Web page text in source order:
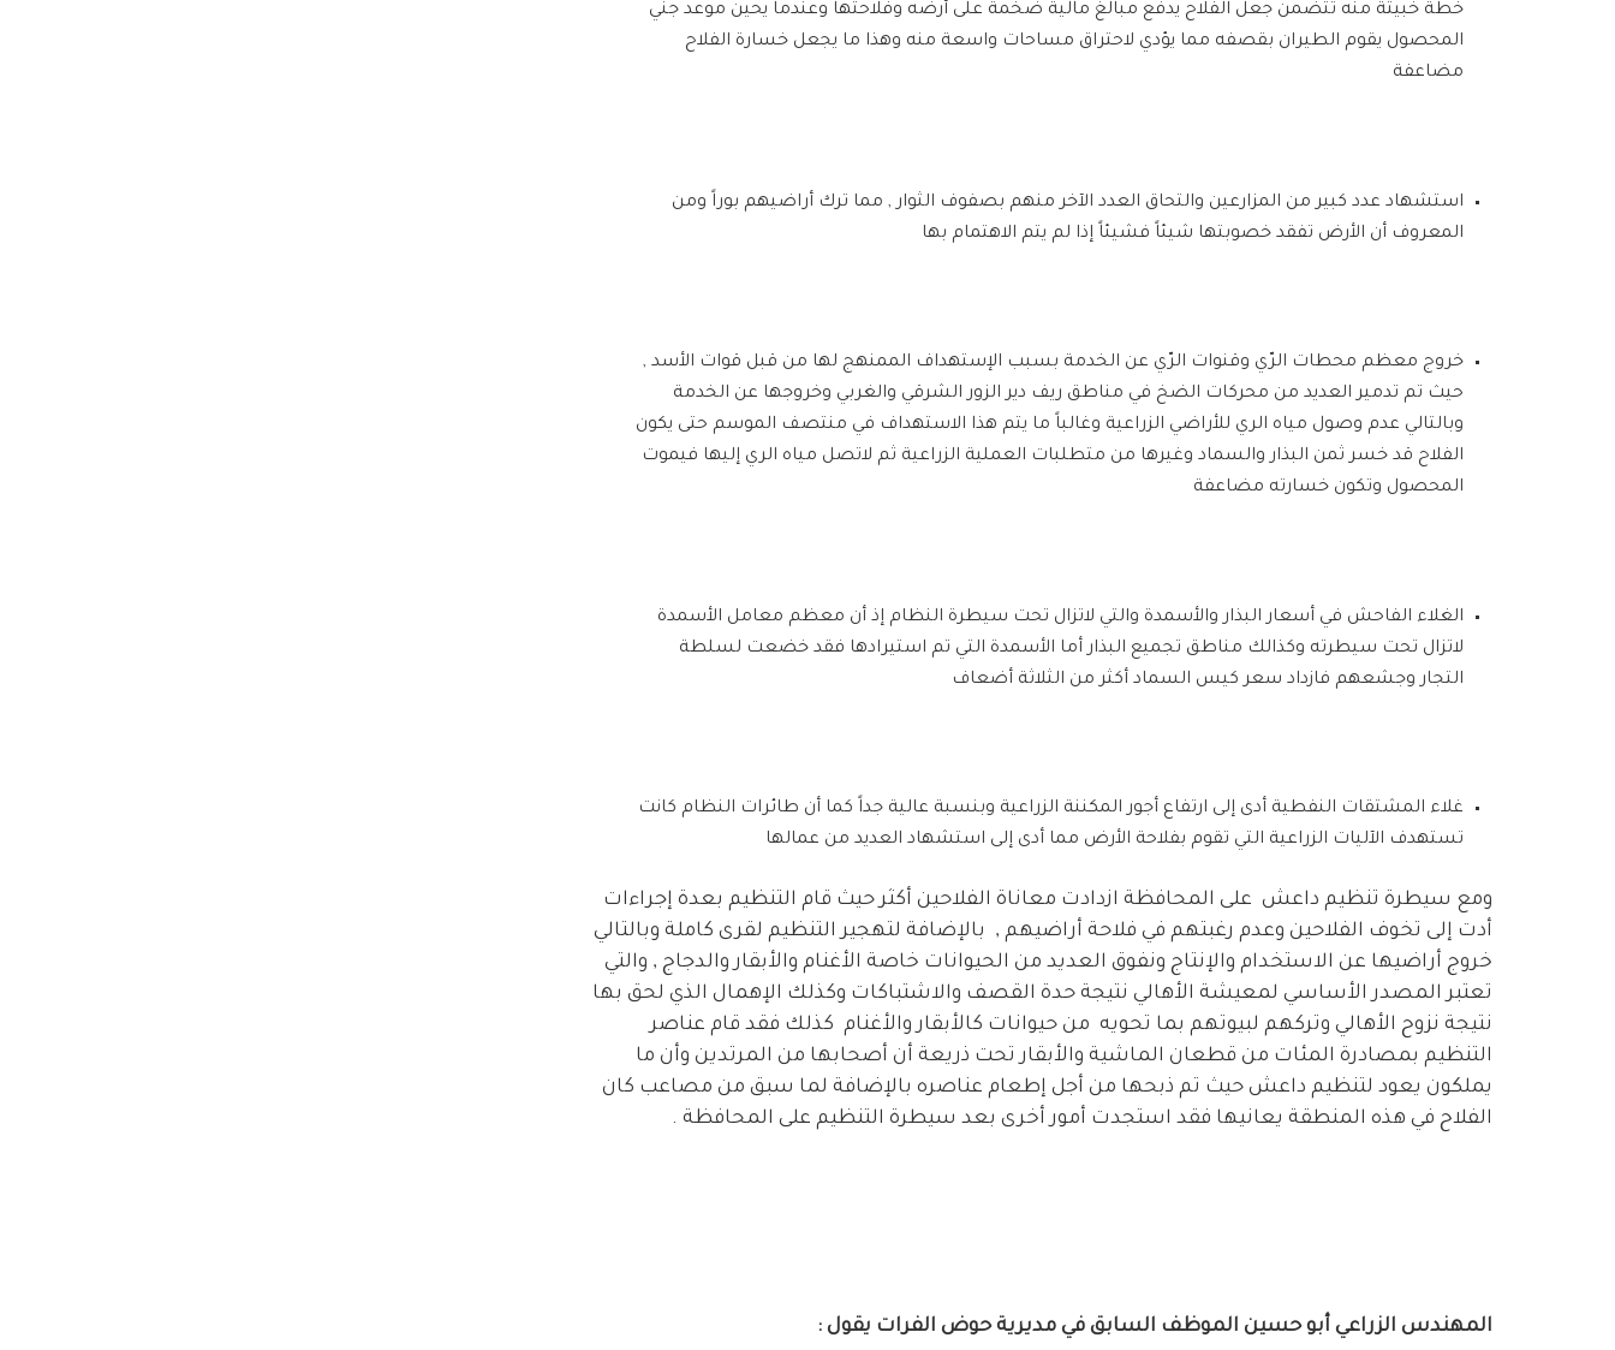
خطة خبيثة منه تتضمن جعل الفلاح يدفع مبالغ مالية ضخمة على أرضه وفلاحتها وعندما يحين موعد جني
المحصول يقوم الطيران بقصفه مما يؤدي لاحتراق مساحات واسعة منه وهذا ما يجعل خسارة الفلاح
مضاعفة
استشهاد عدد كبير من المزارعين والتحاق العدد الآخر منهم بصفوف الثوار , مما ترك أراضيهم بوراً ومن
المعروف أن الأرض تفقد خصوبتها شيئاً فشيئاً إذا لم يتم الاهتمام بها
خروج معظم محطات الرّي وقنوات الرّي عن الخدمة بسبب الإستهداف الممنهج لها من قبل قوات الأسد ,
حيث تم تدمير العديد من محركات الضخ في مناطق ريف دير الزور الشرقي والغربي وخروجها عن الخدمة
وبالتالي عدم وصول مياه الري للأراضي الزراعية وغالباً ما يتم هذا الاستهداف في منتصف الموسم حتى يكون
الفلاح قد خسر ثمن البذار والسماد وغيرها من متطلبات العملية الزراعية ثم لاتصل مياه الري إليها فيموت
المحصول وتكون خسارته مضاعفة
الغلاء الفاحش في أسعار البذار والأسمدة والتي لاتزال تحت سيطرة النظام إذ أن معظم معامل الأسمدة
لاتزال تحت سيطرته وكذالك مناطق تجميع البذار أما الأسمدة التي تم استيرادها فقد خضعت لسلطة
التجار وجشعهم فازداد سعر كيس السماد أكثر من الثلاثة أضعاف
غلاء المشتقات النفطية أدى إلى ارتفاع أجور المكننة الزراعية وبنسبة عالية جداً كما أن طائرات النظام كانت
تستهدف الآليات الزراعية التي تقوم بفلاحة الأرض مما أدى إلى استشهاد العديد من عمالها
ومع سيطرة تنظيم داعش على المحافظة ازدادت معاناة الفلاحين أكثر حيث قام التنظيم بعدة إجراءات
أدت إلى تخوف الفلاحين وعدم رغبتهم في فلاحة أراضيهم , بالإضافة لتهجير التنظيم لقرى كاملة وبالتالي
خروج أراضيها عن الاستخدام والإنتاج ونفوق العديد من الحيوانات خاصة الأغنام والأبقار والدجاج , والتي
تعتبر المصدر الأساسي لمعيشة الأهالي نتيجة حدة القصف والاشتباكات وكذلك الإهمال الذي لحق بها
نتيجة نزوح الأهالي وتركهم لبيوتهم بما تحويه من حيوانات كالأبقار والأغنام كذلك فقد قام عناصر
التنظيم بمصادرة المئات من قطعان الماشية والأبقار تحت ذريعة أن أصحابها من المرتدين وأن ما
يملكون يعود لتنظيم داعش حيث تم ذبحها من أجل إطعام عناصره بالإضافة لما سبق من مصاعب كان
الفلاح في هذه المنطقة يعانيها فقد استجدت أمور أخرى بعد سيطرة التنظيم على المحافظة .
المهندس الزراعي أبو حسين الموظف السابق في مديرية حوض الفرات يقول :